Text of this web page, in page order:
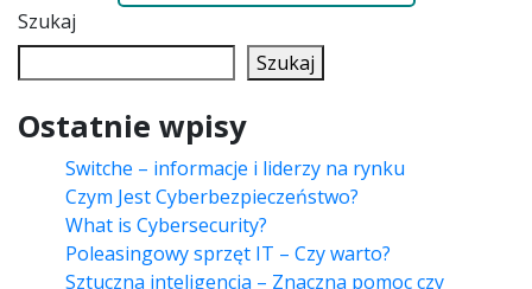
Szukaj
Szukaj
Ostatnie wpisy
Switche – informacje i liderzy na rynku
Czym Jest Cyberbezpieczeństwo?
What is Cybersecurity?
Poleasingowy sprzęt IT – Czy warto?
Sztuczna inteligencja – Znaczna pomoc czy